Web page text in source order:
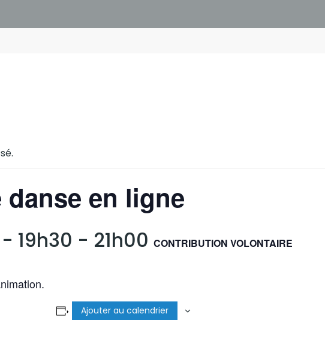
danse en ligne
19h30 - 21h00 CONTRIBUTION VOLONTAIRE
Ajouter au calendrier